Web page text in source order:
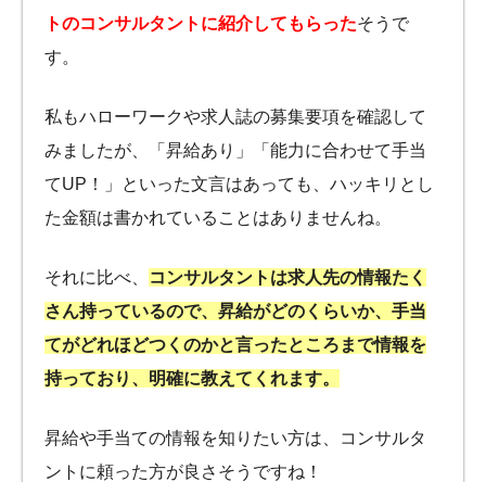
トのコンサルタントに紹介してもらったそうで
す。
私もハローワークや求人誌の募集要項を確認して
みましたが、「昇給あり」「能力に合わせて手当
てUP！」といった文言はあっても、ハッキリとし
た金額は書かれていることはありませんね。
それに比べ、
コンサルタントは求人先の情報たく
さん持っているので、昇給がどのくらいか、手当
てがどれほどつくのかと言ったところまで情報を
持っており、明確に教えてくれます。
昇給や手当ての情報を知りたい方は、コンサルタ
ントに頼った方が良さそうですね！